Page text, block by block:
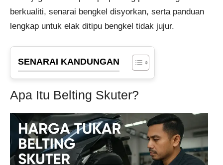
berkualiti, senarai bengkel disyorkan, serta panduan
lengkap untuk elak ditipu bengkel tidak jujur.
SENARAI KANDUNGAN
Apa Itu Belting Skuter?